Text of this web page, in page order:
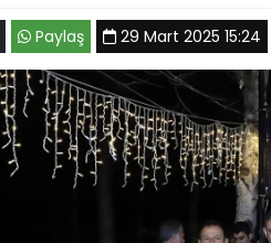
Paylaş 29 Mart 2025 15:24